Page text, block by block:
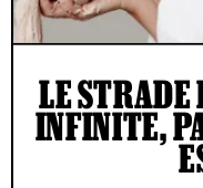
LE STRADE
INFINITE,